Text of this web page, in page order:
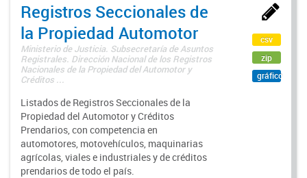
Registros Seccionales de
la Propiedad Automotor
Ministerio de Justicia. Subsecretaría de Asuntos
Registrales. Dirección Nacional de los Registros
Nacionales de la Propiedad del Automotor y
Créditos ...
Listados de Registros Seccionales de la
Propiedad del Automotor y Créditos
Prendarios, con competencia en
automotores, motovehículos, maquinarias
agrícolas, viales e industriales y de créditos
prendarios de todo el país.
csv
zip
gráfico